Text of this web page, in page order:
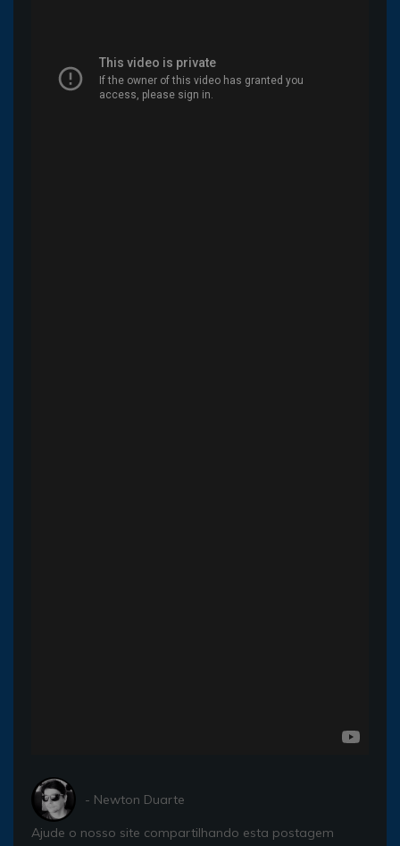
- Newton Duarte
Ajude o nosso site compartilhando esta postagem